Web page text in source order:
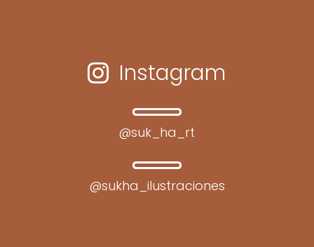
 Instagram
@suk_ha_rt
@sukha_ilustraciones